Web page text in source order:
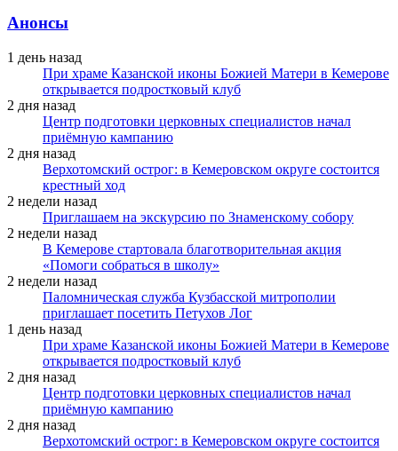
Анонсы
1 день назад
При храме Казанской иконы Божией Матери в Кемерове
открывается подростковый клуб
2 дня назад
Центр подготовки церковных специалистов начал
приёмную кампанию
2 дня назад
Верхотомский острог: в Кемеровском округе состоится
крестный ход
2 недели назад
Приглашаем на экскурсию по Знаменскому собору
2 недели назад
В Кемерове стартовала благотворительная акция
«Помоги собраться в школу»
2 недели назад
Паломническая служба Кузбасской митрополии
приглашает посетить Петухов Лог
1 день назад
При храме Казанской иконы Божией Матери в Кемерове
открывается подростковый клуб
2 дня назад
Центр подготовки церковных специалистов начал
приёмную кампанию
2 дня назад
Верхотомский острог: в Кемеровском округе состоится